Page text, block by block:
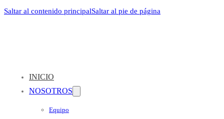
Saltar al contenido principalSaltar al pie de página
INICIO
NOSOTROS
Equipo